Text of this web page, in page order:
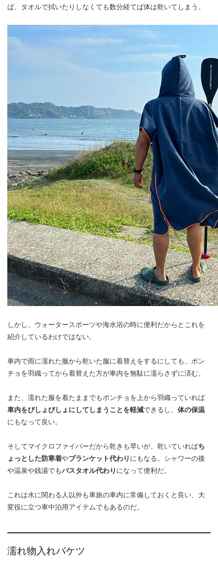
ば、タオルで拭いたりしなくても数分経てば体は乾いてしまう。
しかし、ウォータースポーツや海水浴の時に便利だからとこれを
紹介しているわけではない。
車内で雨に濡れた服から乾いた服に着替えをするにしても、ポン
チョを羽織ってから着替えた方が車内を無駄に濡らさずに済む。
また、濡れた服を着たままでもポンチョを上から羽織っていれば
車内をびしょびしょにしてしまうことを軽減できるし、 体の保温
にもなって良い。
そしてマイクロファイバーだから乾きも早いが、乾いていればち
ょっとした防寒着やブランケット代わり にもなる。シャワーの後
や温泉や銭湯でもバスタオル代わり になって便利だ。
これは水に関わる人以外も車旅の車内に常備しておくと良い、大
変役に立つ車中泊用アイテムでもあるのだ。
濡れ物入れバケツ